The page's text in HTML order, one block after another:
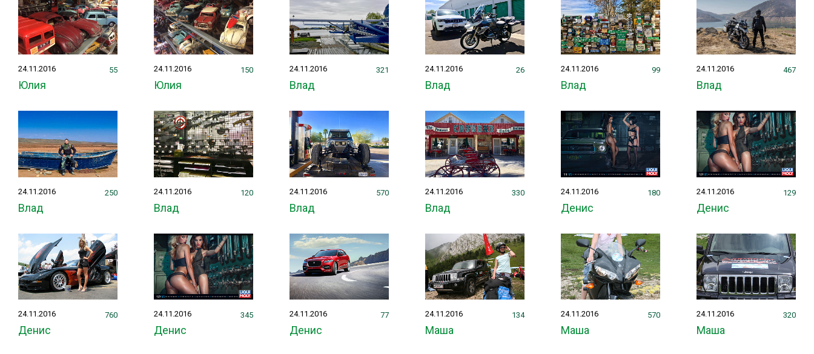
24.11.2016
Юлия
55 24.11.2016
Юлия
150 24.11.2016
Влад
321 24.11.2016
Влад
26 24.11.2016
Влад
99 24.11.2016
Влад
467
24.11.2016
Влад
250 24.11.2016
Влад
120 24.11.2016
Влад
570 24.11.2016
Влад
330 24.11.2016
Денис
180 24.11.2016
Денис
129
24.11.2016
Денис
760 24.11.2016
Денис
345 24.11.2016
Денис
77 24.11.2016
Маша
134 24.11.2016
Маша
570 24.11.2016
Маша
320